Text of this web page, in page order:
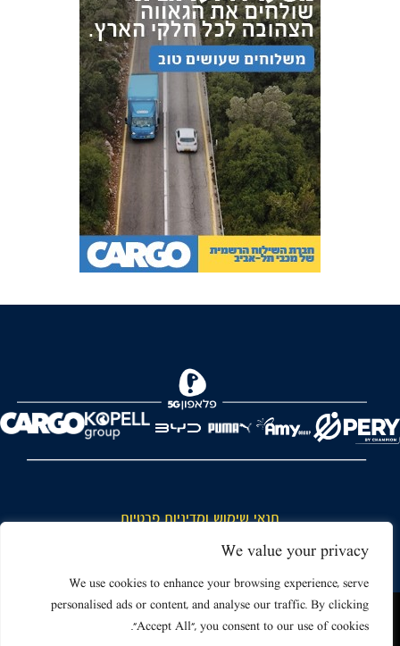
We value your privacy
We use cookies to enhance your browsing experience, serve
personalised ads or content, and analyse our traffic. By clicking
"Accept All", you consent to our use of cookies.
תנאי שימוש ומדיניות פרטיות
כללי כניסה והתנהגות באצטדיון ותנאי שימוש בכרטיסים
דרושים
צור קשר
האתר שאתה גולש בו עשוי להשתמש בעוגיות (קוקיז) ובטכנולוגיות דומות.
על ידי כניסה לאתר אתה מאשר את תנאי השימוש הכוללים שימוש בעוגיות